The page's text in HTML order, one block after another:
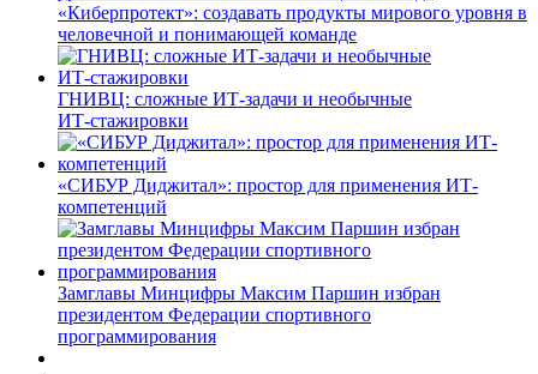
«Киберпротект»: создавать продукты мирового уровня в
человечной и понимающей команде
ГНИВЦ: сложные ИТ‑задачи и необычные
ИТ‑стажировки
«СИБУР Диджитал»: простор для применения ИТ-
компетенций
Замглавы Минцифры Максим Паршин избран
президентом Федерации спортивного
программирования